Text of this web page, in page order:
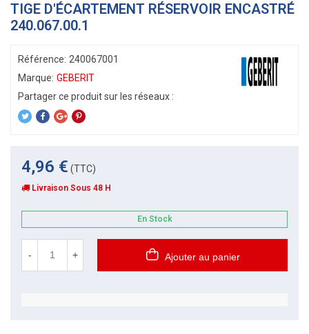
TIGE D'ÉCARTEMENT RÉSERVOIR ENCASTRÉ
240.067.00.1
Référence: 240067001
Marque: GEBERIT
4,96 € (TTC)
Livraison Sous 48 H
En Stock
- + Ajouter au panier